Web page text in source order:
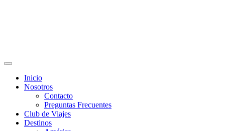
Inicio
Nosotros
Contacto
Preguntas Frecuentes
Club de Viajes
Destinos